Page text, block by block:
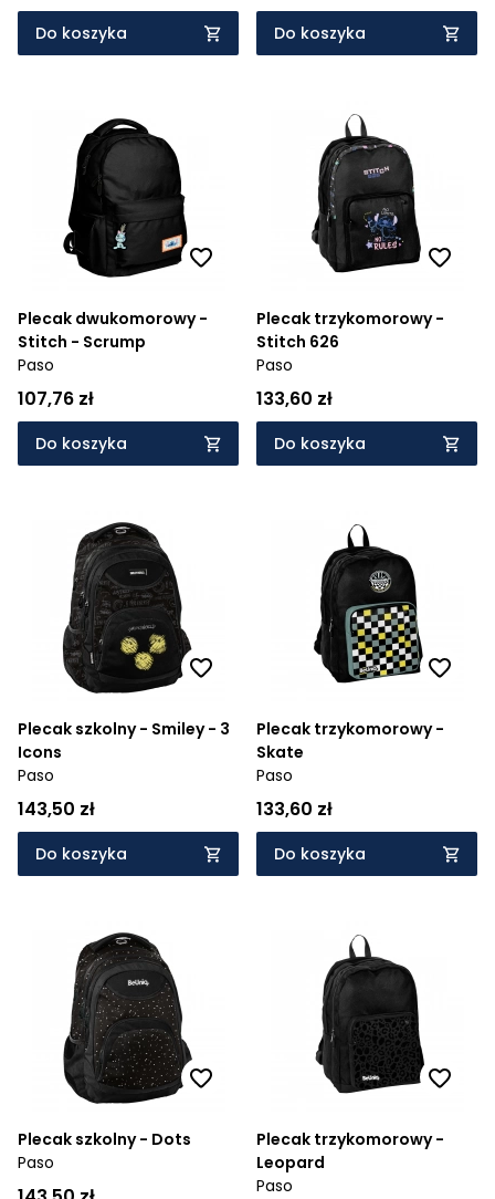
Do koszyka Do koszyka
Plecak dwukomorowy -
Stitch - Scrump
Paso
107,76 zł
Do koszyka
Plecak trzykomorowy -
Stitch 626
Paso
133,60 zł
Do koszyka
Plecak szkolny - Smiley - 3
Icons
Paso
143,50 zł
Do koszyka
Plecak trzykomorowy -
Skate
Paso
133,60 zł
Do koszyka
Plecak szkolny - Dots
Paso
Plecak trzykomorowy -
Leopard
Paso